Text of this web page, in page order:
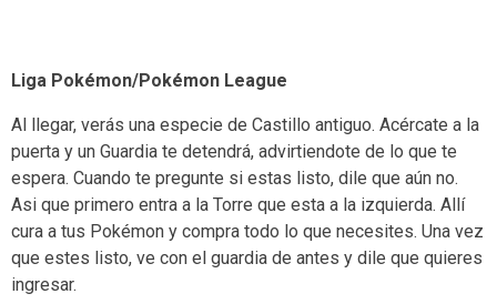
Liga Pokémon/Pokémon League
Al llegar, verás una especie de Castillo antiguo. Acércate a la
puerta y un Guardia te detendrá, advirtiendote de lo que te
espera. Cuando te pregunte si estas listo, dile que aún no.
Asi que primero entra a la Torre que esta a la izquierda. Allí
cura a tus Pokémon y compra todo lo que necesites. Una vez
que estes listo, ve con el guardia de antes y dile que quieres
ingresar.